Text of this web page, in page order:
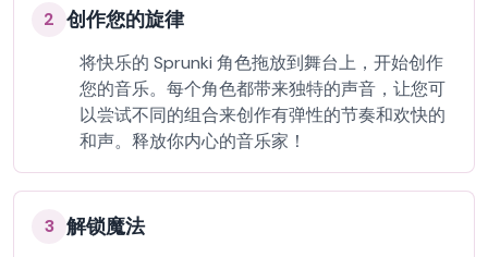
2 创作您的旋律
将快乐的 Sprunki 角色拖放到舞台上，开始创作
您的音乐。每个角色都带来独特的声音，让您可
以尝试不同的组合来创作有弹性的节奏和欢快的
和声。释放你内心的音乐家！
3 解锁魔法